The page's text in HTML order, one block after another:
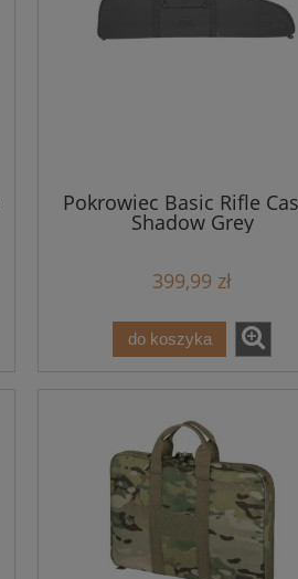
Pokrowiec Basic Rifle
Shadow Grey
399,99 zł
do koszyka